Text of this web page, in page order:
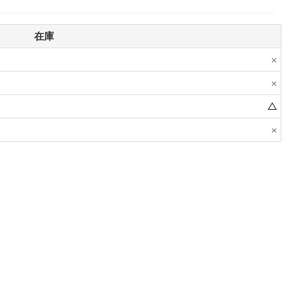
在庫
×
×
△
×